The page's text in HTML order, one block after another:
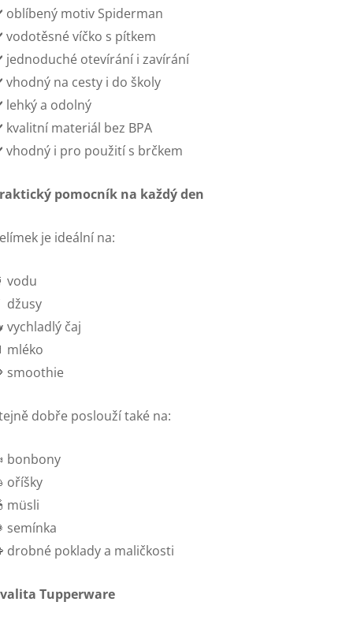
oblíbený motiv Spiderman
vodotěsné víčko s pítkem
jednoduché otevírání i zavírání
vhodný na cesty i do školy
lehký a odolný
kvalitní materiál bez BPA
vhodný i pro použití s brčkem
pomocník na každý den
je ideální na:
vodu
džusy
vychladlý čaj
mléko
smoothie
dobře poslouží také na:
bonbony
oříšky
müsli
semínka
drobné poklady a maličkosti
Tupperware